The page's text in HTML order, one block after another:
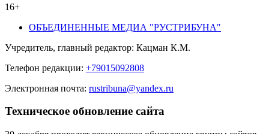
16+
ОБЪЕДИНЕННЫЕ МЕДИА "РУСТРИБУНА"
Учредитель, главный редактор: Кацман К.М.
Телефон редакции: +79015092808
Электронная почта: rustribuna@yandex.ru
Техническое обновление сайта